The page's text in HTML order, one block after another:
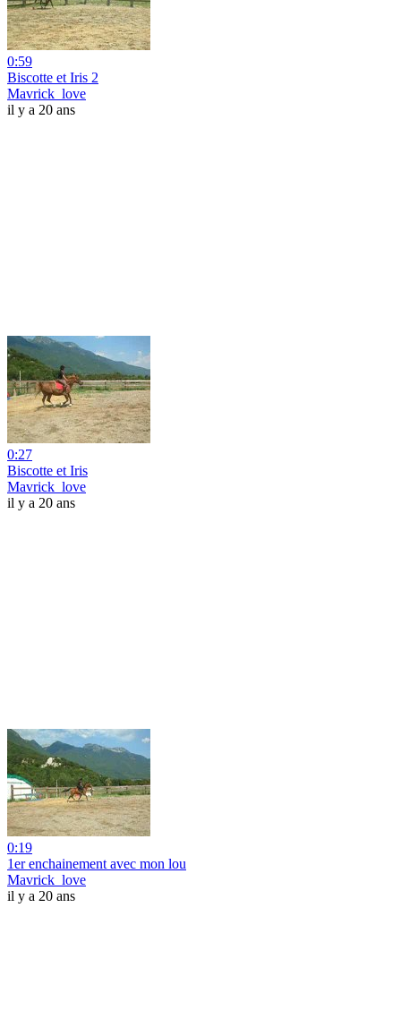
0:59
Biscotte et Iris 2
Mavrick_love
il y a 20 ans
0:27
Biscotte et Iris
Mavrick_love
il y a 20 ans
0:19
1er enchainement avec mon lou
Mavrick_love
il y a 20 ans